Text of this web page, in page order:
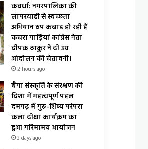
कवर्धा: नगरपालिका की
लापरवाही से स्वच्छता
अभियान ठप कबाड़ हो रही हैं
कचरा गाड़ियां कांग्रेस नेता
दीपक ठाकुर ने दी उग्र
आंदोलन की चेतावनी।
2 hours ago
बैगा संस्कृति के संरक्षण की
दिशा में महत्वपूर्ण पहल
दमगढ़ में गुरु-शिष्य परंपरा
कला दीक्षा कार्यक्रम का
हुआ गरिमामय आयोजन
3 days ago